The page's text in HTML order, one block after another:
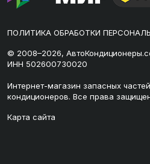
ПОЛИТИКА ОБРАБОТКИ
© 2008–2026,
ИНН 502600730020
Интернет-магазин запасных
кондиционеров. Все права
Карта сайта